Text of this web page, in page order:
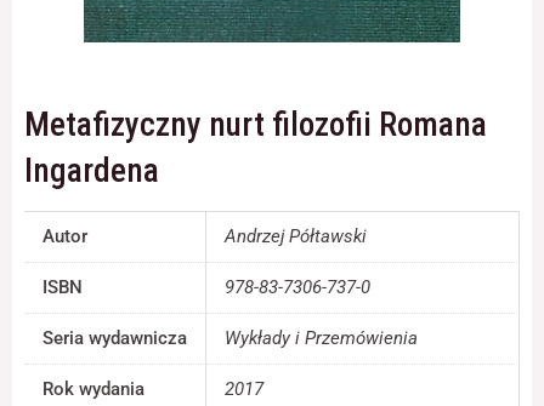
Metafizyczny nurt filozofii Romana
Ingardena
Autor Andrzej Półtawski
ISBN 978-83-7306-737-0
Seria wydawnicza Wykłady i Przemówienia
Rok wydania 2017
do
funkcjonowania
funkcjonalność
i strukturę
strony
internetowej,
na podstawie
tego, jak strona